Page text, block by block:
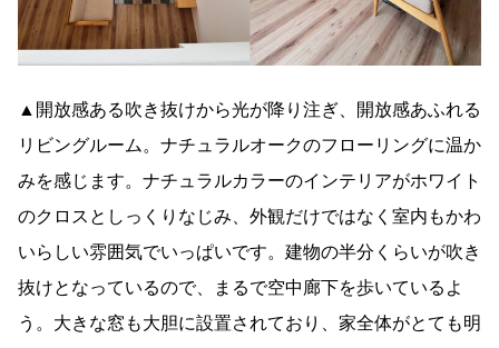
▲開放感ある吹き抜けから光が降り注ぎ、開放感あふれる
リビングルーム。ナチュラルオークのフローリングに温か
みを感じます。ナチュラルカラーのインテリアがホワイト
のクロスとしっくりなじみ、外観だけではなく室内もかわ
いらしい雰囲気でいっぱいです。建物の半分くらいが吹き
抜けとなっているので、まるで空中廊下を歩いているよ
う。大きな窓も大胆に設置されており、家全体がとても明